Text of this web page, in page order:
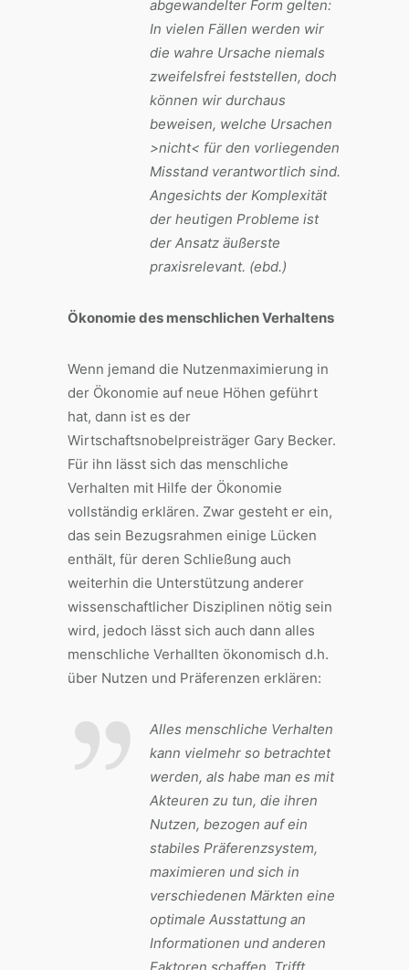
abgewandelter Form gelten:
In vielen Fällen werden wir
die wahre Ursache niemals
zweifelsfrei feststellen, doch
können wir durchaus
beweisen, welche Ursachen
>nicht< für den vorliegenden
Misstand verantwortlich sind.
Angesichts der Komplexität
der heutigen Probleme ist
der Ansatz äußerste
praxisrelevant. (ebd.)
Ökonomie des menschlichen Verhaltens
Wenn jemand die Nutzenmaximierung in
der Ökonomie auf neue Höhen geführt
hat, dann ist es der
Wirtschaftsnobelpreisträger Gary Becker.
Für ihn lässt sich das menschliche
Verhalten mit Hilfe der Ökonomie
vollständig erklären. Zwar gesteht er ein,
das sein Bezugsrahmen einige Lücken
enthält, für deren Schließung auch
weiterhin die Unterstützung anderer
wissenschaftlicher Disziplinen nötig sein
wird, jedoch lässt sich auch dann alles
menschliche Verhallten ökonomisch d.h.
über Nutzen und Präferenzen erklären:
Alles menschliche Verhalten
kann vielmehr so betrachtet
werden, als habe man es mit
Akteuren zu tun, die ihren
Nutzen, bezogen auf ein
stabiles Präferenzsystem,
maximieren und sich in
verschiedenen Märkten eine
optimale Ausstattung an
Informationen und anderen